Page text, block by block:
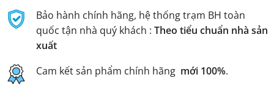
Bảo hành chính hãng, hệ thống trạm BH toàn
quốc tận nhà quý khách : Theo tiểu chuẩn nhà sản
xuất
Cam kết sản phẩm chính hãng mới 100%.